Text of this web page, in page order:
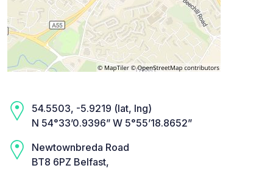
54.5503, -5.9219 (lat, lng)
N 54°33’0.9396” W 5°55’18.8652”
Newtownbreda Road
BT8 6PZ Belfast,